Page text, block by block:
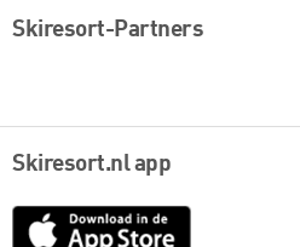
Skiresort-Partners
Skiresort.nl app
App